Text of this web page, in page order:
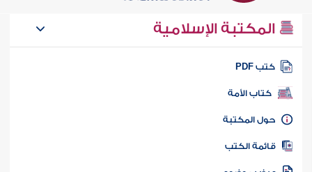
المكتبة الإسلامية
كتب PDF
كتاب الأمة
المكتبة